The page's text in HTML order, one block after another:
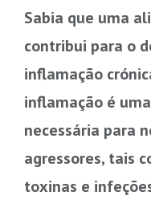
Sabia que uma
contribui para o
inflamação
inflamação é
necessária para
agressores, tais
toxinas e